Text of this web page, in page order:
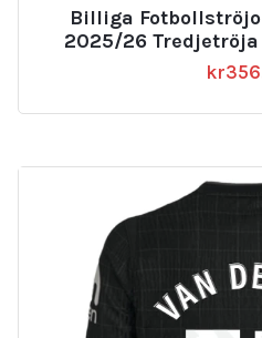
Billiga
2025/26
kr